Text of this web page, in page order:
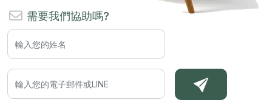
需要我們協助嗎?